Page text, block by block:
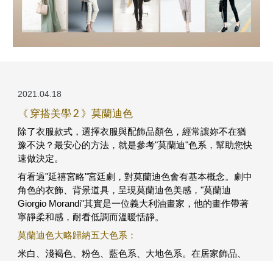
2021.04.18
《 穿搭美學 2 》莫蘭迪色
除了衣服款式，選擇衣服與配飾品顏色，經常讓妳不在猶
豫不決？最安心的方法，就是參考"莫蘭迪"色系，幫助您快
速做決定。
有看過"延禧宮略"宮廷劇，對莫蘭迪色會有基本概念。劇中
角色的衣飾、背景道具，呈現莫蘭迪色美感，"莫蘭迪
Giorgio Morandi"其實是一位義大利油畫家，他的畫作帶著
寧靜柔和感，耐看低調而溫暖恬靜。
莫蘭迪色大略歸納五大色系：
米白、淺褐色、粉色、藍色系、大地色系。在居家飾品、